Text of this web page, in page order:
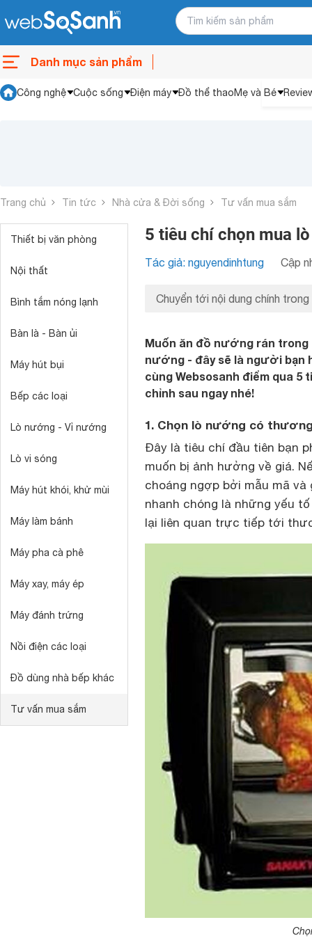
Danh mục sản phẩm
Công nghệ Cuộc sống Điện máy Đồ thể thaoMẹ và Bé
Trang chủ Tin tức Nhà cửa & Đời sống Tư vấn mua sắm
Thiết bị văn phòng
Nội thất
Bình tắm nóng lạnh
Bàn là - Bàn ủi
Máy hút bụi
Bếp các loại
Lò nướng - Vỉ nướng
Lò vi sóng
Máy hút khói, khử mùi
Máy làm bánh
Máy pha cà phê
Máy xay, máy ép
Máy đánh trứng
Nồi điện các loại
Đồ dùng nhà bếp khác
Tư vấn mua sắm
5 tiêu chí chọn mua
Tác giả: nguyendinhtung Cập
Chuyển tới nội dung chính trong
Muốn ăn đồ nướng rán trong
nướng - đây sẽ là người bạn
cùng Websosanh điểm qua
chỉnh sau ngay nhé!
1. Chọn lò nướng có
Đây là tiêu chí đầu tiên bạn
muốn bị ảnh hưởng về giá.
choáng ngợp bởi mẫu mã
nhanh chóng là những yếu
lại liên quan trực tiếp tới